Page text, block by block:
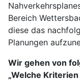
Bereich
diese das
Planungen
Wir gehen von
„Welche